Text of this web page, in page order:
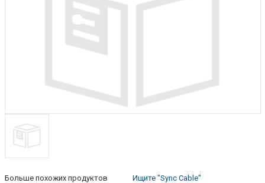
Больше похожих продуктов Ищите "Sync Cable"